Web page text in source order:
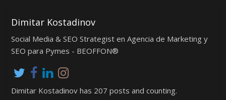
Dimitar Kostadinov
Social Media & SEO Strategist en Agencia de Marketing y
SEO para Pymes - BEOFFON®
Dimitar Kostadinov has 207 posts and counting.